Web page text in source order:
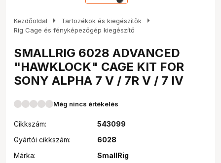
Kezdőoldal arrow_right Tartozékok és kiegészítők arrow_right
Rig Cage és fényképezőgép kiegészítő
SMALLRIG 6028 ADVANCED
"HAWKLOCK" CAGE KIT FOR
SONY ALPHA 7 V / 7R V / 7 IV
Még nincs értékelés
Cikkszám:
543099
Gyártói cikkszám:
6028
Márka:
SmallRig